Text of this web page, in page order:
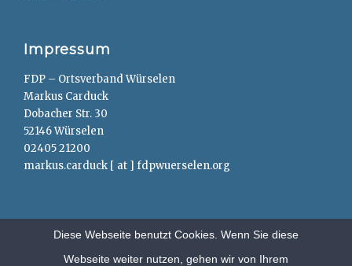
Impressum
FDP – Ortsverband Würselen
Markus Carduck
Dobacher Str. 30
52146 Würselen
02405 21200
markus.carduck [ at ] fdpwuerselen.org
Diese Webseite benutzt Cookies. Wenn Sie diese
Webseite weiter nutzen, gehen wir von Ihrem